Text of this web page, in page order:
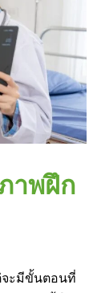
าพฝึก
จะมีขั้นตอนที่